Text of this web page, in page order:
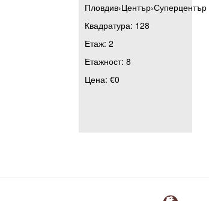
Пловдив›Център›Суперцентър
Квадратура: 128
Етаж: 2
Етажност: 8
Цена: €0